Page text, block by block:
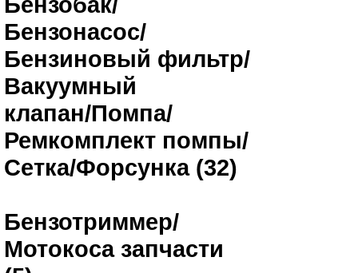
Бензонасос/
Бензиновый фильтр/
Вакуумный
клапан/Помпа/
Ремкомплект помпы/
Сетка/Форсунка (32)
Бензотриммер/
Мотокоса запчасти